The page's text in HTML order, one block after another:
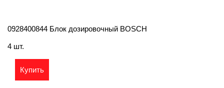
0928400844 Блок дозировочный BOSCH
4 шт.
Купить